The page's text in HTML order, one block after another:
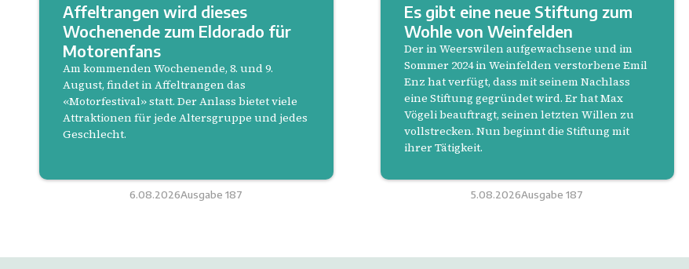
Affeltrangen wird dieses
Wochenende zum Eldorado für
Motorenfans
Am kommenden Wochenende, 8. und 9.
August, findet in Affeltrangen das
«Motorfestival» statt. Der Anlass bietet viele
Attraktionen für jede Altersgruppe und jedes
Geschlecht.
6.08.2026Ausgabe 187
Es gibt eine neue Stiftung zum
Wohle von Weinfelden
Der in Weerswilen aufgewachsene und im
Sommer 2024 in Weinfelden verstorbene Emil
Enz hat verfügt, dass mit seinem Nachlass
eine Stiftung gegründet wird. Er hat Max
Vögeli beauftragt, seinen letzten Willen zu
vollstrecken. Nun beginnt die Stiftung mit
ihrer Tätigkeit.
5.08.2026Ausgabe 187